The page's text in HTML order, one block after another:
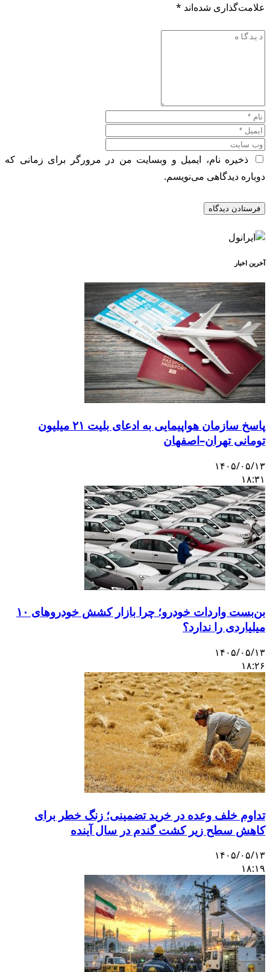
علامت‌گذاری شده‌اند *
ذخیره نام، ایمیل و وبسایت من در مرورگر برای زمانی که
دوباره دیدگاهی می‌نویسم.
آخرین اخبار
پاسخ سازمان هواپیمایی به ادعای بلیت ۲۱ میلیون
تومانی تهران–اصفهان
۱۴۰۵/۰۵/۱۳
۱۸:۳۱
بن‌بست واردات خودرو؛ چرا بازار کشش خودروهای ۱۰
میلیاردی را ندارد؟
۱۴۰۵/۰۵/۱۳
۱۸:۲۶
تداوم خلف وعده در خرید تضمینی؛ زنگ خطر برای
کاهش سطح زیر کشت گندم در سال آینده
۱۴۰۵/۰۵/۱۳
۱۸:۱۹